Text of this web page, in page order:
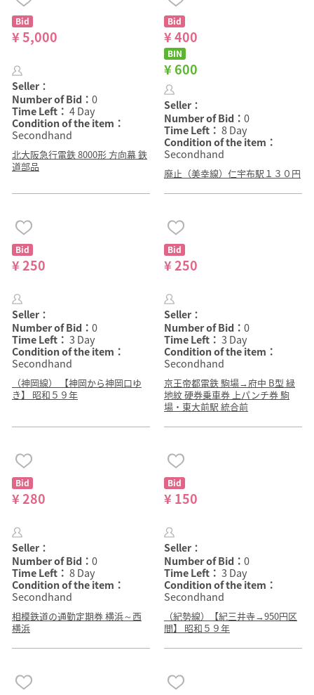
Bid
¥ 5,000
Seller：
Number of Bid： 0
Time Left： 4 Day
Condition of the item：
Secondhand
北大阪急行電鉄 8000形 方向幕 鉄
道部品
Bid
¥ 400
BIN
¥ 600
Seller：
Number of Bid： 0
Time Left： 8 Day
Condition of the item：
Secondhand
廃止（美幸線）仁宇布駅１３０円
Bid
¥ 250
Seller：
Number of Bid： 0
Time Left： 3 Day
Condition of the item：
Secondhand
（神岡線） 【神岡から神岡口ゆ
き】 昭和５９年
Bid
¥ 250
Seller：
Number of Bid： 0
Time Left： 3 Day
Condition of the item：
Secondhand
京王帝都電鉄 駒場→府中 B型 緑
地紋 硬券乗車券 上パンチ券 駒
場・東大前駅 統合前
Bid
¥ 280
Seller：
Number of Bid： 0
Time Left： 8 Day
Condition of the item：
Secondhand
相模鉄道の通勤定期券 横浜～西
横浜
Bid
¥ 150
Seller：
Number of Bid： 0
Time Left： 3 Day
Condition of the item：
Secondhand
（紀勢線）【紀三井寺→950円区
間】 昭和５９年